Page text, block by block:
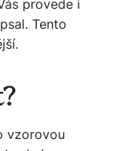
provede i
Tento
vzorovou